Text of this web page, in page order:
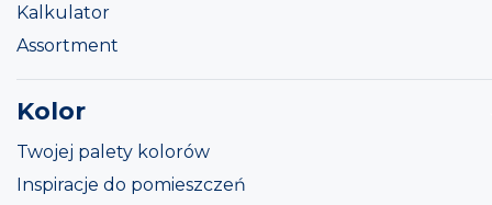
Kalkulator
Assortment
Kolor
Twojej palety kolorów
Inspiracje do pomieszczeń